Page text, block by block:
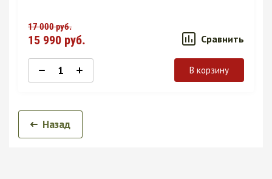
17 000руб.
15 990 руб. Сравнить
В корзину
Назад